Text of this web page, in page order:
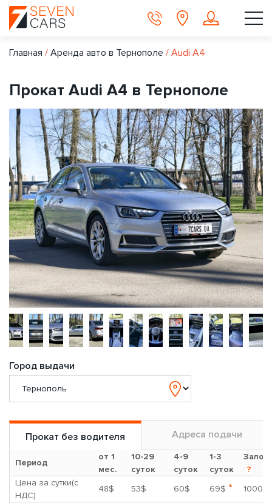
Главная / Аренда авто в Тернополе / Audi A4
Прокат Audi A4 в Тернополе
Город выдачи
Прокат без водителя Адреса подачи
Период
от 1
мес.
10-29
суток
4-9
суток
1-3
суток
Залог
?
Цена за сутки(с
НДС)
48$ 53$ 60$ 69$ *
1000$